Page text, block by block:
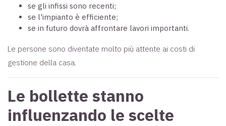
se gli infissi sono recenti;
se l'impianto è efficiente;
se in futuro dovrà affrontare lavori importanti.
Le persone sono diventate molto più attente ai costi di
gestione della casa.
Le bollette stanno
influenzando le scelte